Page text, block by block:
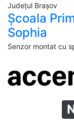
Județul Brașov
Școala
Sophia
Senzor montat cu